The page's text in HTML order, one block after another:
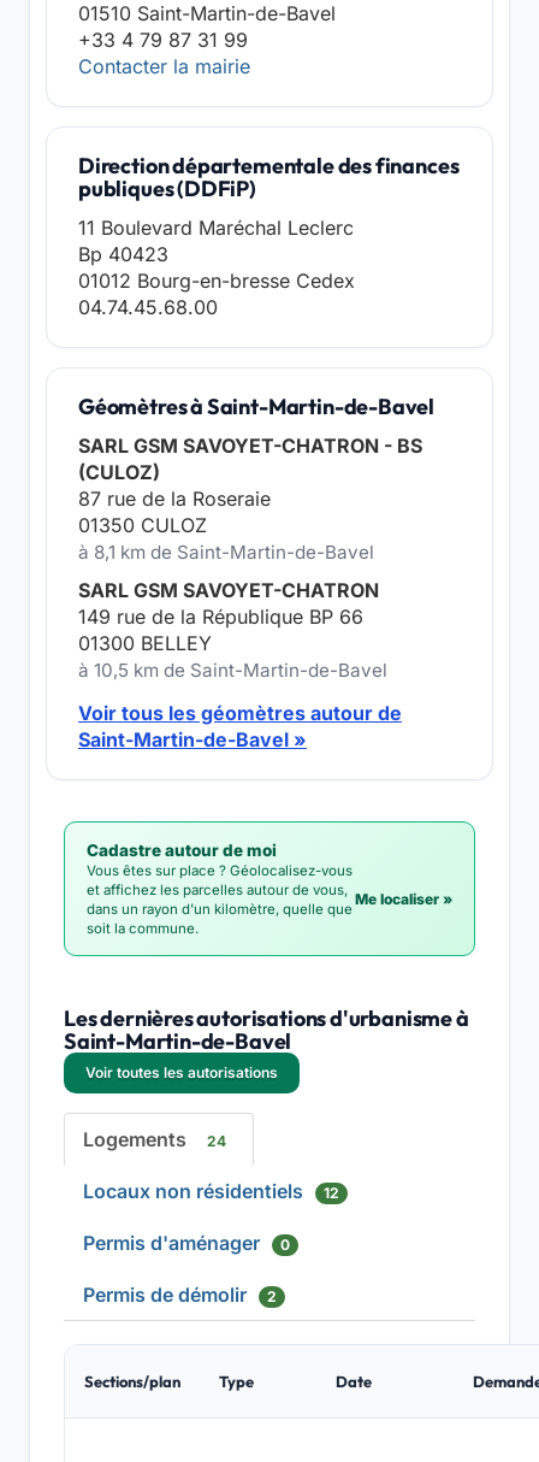
01510 Saint-Martin-de-Bavel
+33 4 79 87 31 99
Contacter la mairie
Direction départementale des finances
publiques (DDFiP)
11 Boulevard Maréchal Leclerc
Bp 40423
01012 Bourg-en-bresse Cedex
04.74.45.68.00
Géomètres à Saint-Martin-de-Bavel
SARL GSM SAVOYET-CHATRON - BS
(CULOZ)
87 rue de la Roseraie
01350 CULOZ
à 8,1 km de Saint-Martin-de-Bavel
SARL GSM SAVOYET-CHATRON
149 rue de la République BP 66
01300 BELLEY
à 10,5 km de Saint-Martin-de-Bavel
Voir tous les géomètres autour de
Saint-Martin-de-Bavel »
Cadastre autour de moi
Vous êtes sur place ? Géolocalisez-vous
et affichez les parcelles autour de vous,
dans un rayon d'un kilomètre, quelle que
soit la commune.
Me localiser »
Les dernières autorisations d'urbanisme à
Saint-Martin-de-Bavel
Voir toutes les autorisations
Logements 24
Locaux non résidentiels 12
Permis d'aménager 0
Permis de démolir 2
Sections/plan Type Date